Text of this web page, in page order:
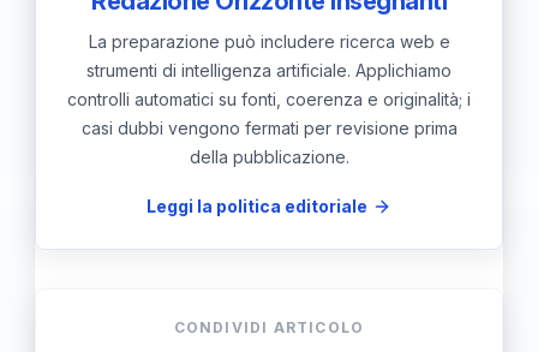
La preparazione può includere ricerca web e
strumenti di intelligenza artificiale. Applichiamo
controlli automatici su fonti, coerenza e originalità; i
casi dubbi vengono fermati per revisione prima
della pubblicazione.
Leggi la politica editoriale
CONDIVIDI ARTICOLO